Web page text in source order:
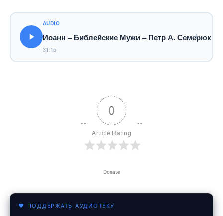
AUDIO
Иоанн – Библейские Мужи – Петр А. Семерюк
31:15
0
Article Rating
Donate
♥ ПОДДЕРЖАТЬ АУДИОТЕКУ